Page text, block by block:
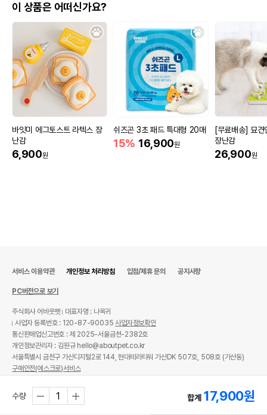
이 상품은 어떠신가요?
바잇미 에그토스트 라텍스 장
난감
6,900원
쉬즈곤 3초 패드 특대형 20매
15% 16,900원
[무료배송] 묘견
장난감
26,900원
수량 합계 17,900원
서비스 이용약관 개인정보 처리방침 입점/제휴 문의 공지사항
PC버전으로 보기
주식회사 어바웃펫
대표자명 : 나옥귀
사업자 등록번호 : 120-87-90035사업자정보확인
통신판매업신고번호 : 제 2025-서울금천-2382호
개인정보관리자 : 김원규 hello@aboutpet.co.kr
서울특별시 금천구 가산디지털2로 144, 현대테라타워 가산DK 507호, 508호 (가산동)
구매안전(에스크로)서비스